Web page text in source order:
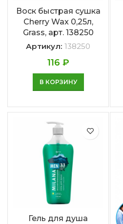
Воск быстрая сушка
Cherry Wax 0,25л,
Grass, арт. 138250
Артикул: 138250
116 ₽
В КОРЗИНУ
Гель для душа